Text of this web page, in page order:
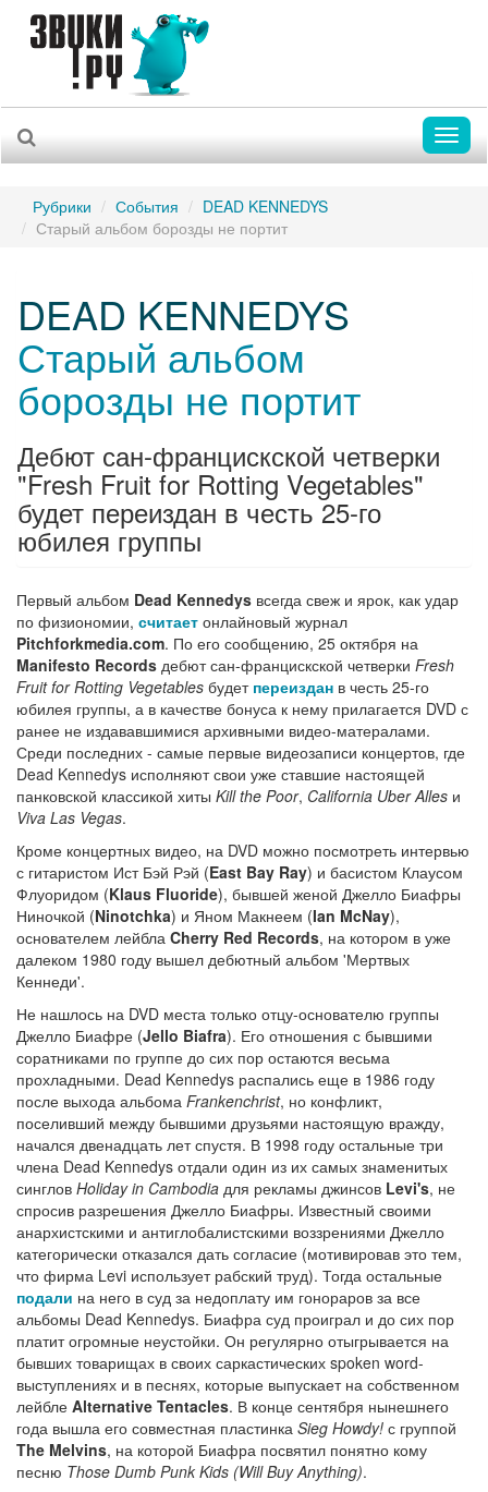
Рубрики События
DEAD KENNEDYS
Старый альбом борозды не портит
DEAD KENNEDYS
Старый альбом
борозды не портит
Дебют сан-францискской четверки
"Fresh Fruit for Rotting Vegetables"
будет переиздан в честь 25-го
юбилея группы
Первый альбом Dead Kennedys всегда свеж и ярок, как удар
по физиономии, считает онлайновый журнал
Pitchforkmedia.com. По его сообщению, 25 октября на
Manifesto Records дебют сан-францискской четверки Fresh
Fruit for Rotting Vegetables будет переиздан в честь 25-го
юбилея группы, а в качестве бонуса к нему прилагается DVD с
ранее не издававшимися архивными видео-матералами.
Среди последних - самые первые видеозаписи концертов, где
Dead Kennedys исполняют свои уже ставшие настоящей
панковской классикой хиты Kill the Poor, California Uber Alles и
Viva Las Vegas.
Кроме концертных видео, на DVD можно посмотреть интервью
с гитаристом Ист Бэй Рэй (East Bay Ray) и басистом Клаусом
Флуоридом (Klaus Fluoride), бывшей женой Джелло Биафры
Ниночкой (Ninotchka) и Яном Макнеем (Ian McNay),
основателем лейбла Cherry Red Records, на котором в уже
далеком 1980 году вышел дебютный альбом 'Мертвых
Кеннеди'.
Не нашлось на DVD места только отцу-основателю группы
Джелло Биафре (Jello Biafra). Его отношения с бывшими
соратниками по группе до сих пор остаются весьма
прохладными. Dead Kennedys распались еще в 1986 году
после выхода альбома Frankenchrist, но конфликт,
поселивший между бывшими друзьями настоящую вражду,
начался двенадцать лет спустя. В 1998 году остальные три
члена Dead Kennedys отдали один из их самых знаменитых
синглов Holiday in Cambodia для рекламы джинсов Levi's, не
спросив разрешения Джелло Биафры. Известный своими
анархистскими и антиглобалистскими воззрениями Джелло
категорически отказался дать согласие (мотивировав это тем,
что фирма Levi использует рабский труд). Тогда остальные
подали на него в суд за недоплату им гонораров за все
альбомы Dead Kennedys. Биафра суд проиграл и до сих пор
платит огромные неустойки. Он регулярно отыгрывается на
бывших товарищах в своих саркастических spoken word-
выступлениях и в песнях, которые выпускает на собственном
лейбле Alternative Tentacles. В конце сентября нынешнего
года вышла его совместная пластинка Sieg Howdy! с группой
The Melvins, на которой Биафра посвятил понятно кому
песню Those Dumb Punk Kids (Will Buy Anything).